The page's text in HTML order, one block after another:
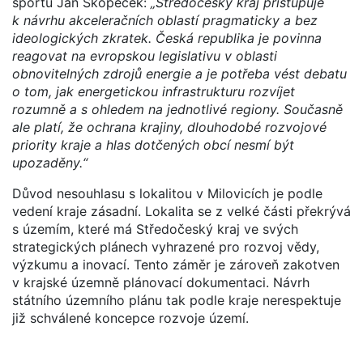
k návrhu akceleračních oblastí pragmaticky a bez
ideologických zkratek. Česká republika je povinna
reagovat na evropskou legislativu v oblasti
obnovitelných zdrojů energie a je potřeba vést debatu
o tom, jak energetickou infrastrukturu rozvíjet
rozumně a s ohledem na jednotlivé regiony. Současně
ale platí, že ochrana krajiny, dlouhodobé rozvojové
priority kraje a hlas dotčených obcí nesmí být
upozaděny.“
Důvod nesouhlasu s lokalitou v Milovicích je podle
vedení kraje zásadní. Lokalita se z velké části překrývá
s územím, které má Středočeský kraj ve svých
strategických plánech vyhrazené pro rozvoj vědy,
výzkumu a inovací. Tento záměr je zároveň zakotven
v krajské územně plánovací dokumentaci. Návrh
státního územního plánu tak podle kraje nerespektuje
již schválené koncepce rozvoje území.